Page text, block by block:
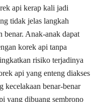
api kerap kali jadi
tidak jelas langkah
benar. Anak-anak dapat
korek api tanpa
risiko terjadinya
api yang enteng diakses
kecelakaan benar-benar
yang dibuang sembrono